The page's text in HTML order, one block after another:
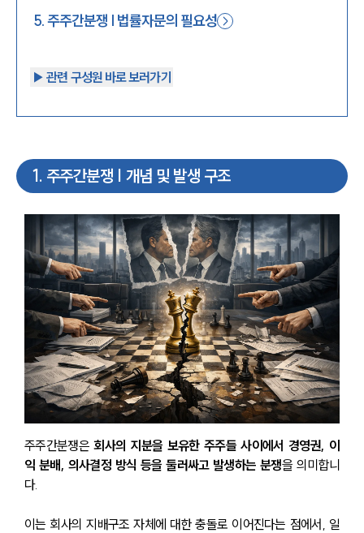
5.주주간분쟁 | 법률자문의 필요성
▶︎ 관련 구성원 바로 보러가기
1. 주주간분쟁 | 개념 및 발생 구조
주주간분쟁은 회사의 지분을 보유한 주주들 사이에서 경영권, 이
익 분배, 의사결정 방식 등을 둘러싸고 발생하는 분쟁을 의미합니
다.
이는 회사의 지배구조 자체에 대한 충돌로 이어진다는 점에서, 일